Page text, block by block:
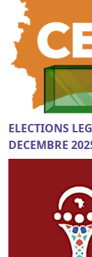
ELECTIONS
DECEMBRE